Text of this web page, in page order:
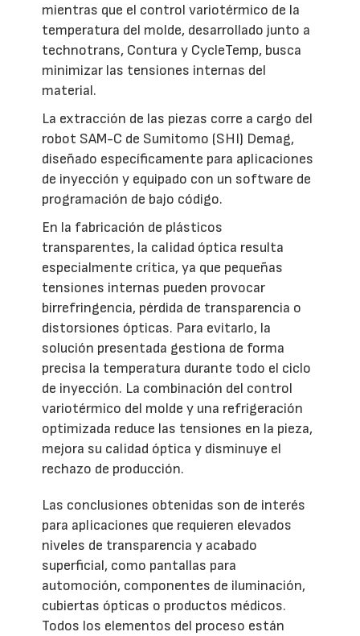
mientras que el control variotérmico de la
temperatura del molde, desarrollado junto a
technotrans, Contura y CycleTemp, busca
minimizar las tensiones internas del
material.
La extracción de las piezas corre a cargo del
robot SAM-C de Sumitomo (SHI) Demag,
diseñado específicamente para aplicaciones
de inyección y equipado con un software de
programación de bajo código.
En la fabricación de plásticos
transparentes, la calidad óptica resulta
especialmente crítica, ya que pequeñas
tensiones internas pueden provocar
birrefringencia, pérdida de transparencia o
distorsiones ópticas. Para evitarlo, la
solución presentada gestiona de forma
precisa la temperatura durante todo el ciclo
de inyección. La combinación del control
variotérmico del molde y una refrigeración
optimizada reduce las tensiones en la pieza,
mejora su calidad óptica y disminuye el
rechazo de producción.
Las conclusiones obtenidas son de interés
para aplicaciones que requieren elevados
niveles de transparencia y acabado
superficial, como pantallas para
automoción, componentes de iluminación,
cubiertas ópticas o productos médicos.
Todos los elementos del proceso están